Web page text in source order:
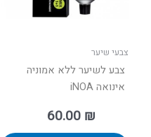
צבעי שיער
צבע לשיער ללא אמוניה
אינואה iNOA
60.00 ₪